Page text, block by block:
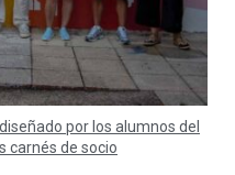
por los alumnos del
carnés de socio